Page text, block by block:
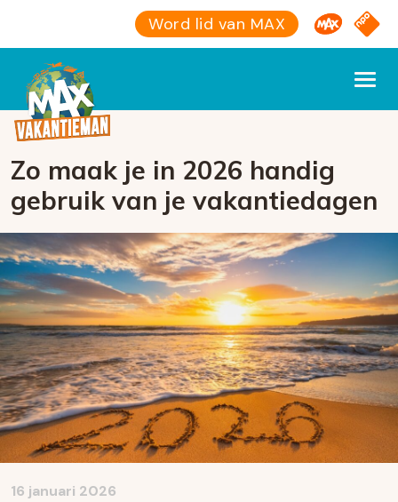
Word lid van MAX Omroep
NPO
Zo maak je in 2026 handig
gebruik van je vakantiedagen
16 januari 2026